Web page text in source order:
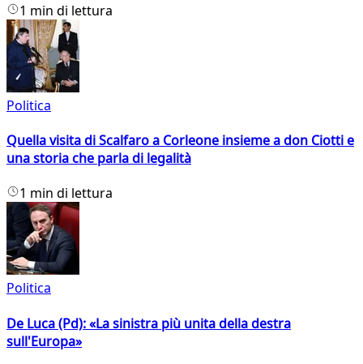
1 min di lettura
Politica
Quella visita di Scalfaro a Corleone insieme a don Ciotti e
una storia che parla di legalità
1 min di lettura
Politica
De Luca (Pd): «La sinistra più unita della destra
sull'Europa»